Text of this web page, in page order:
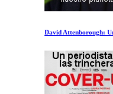
Una vida en nuestro planeta